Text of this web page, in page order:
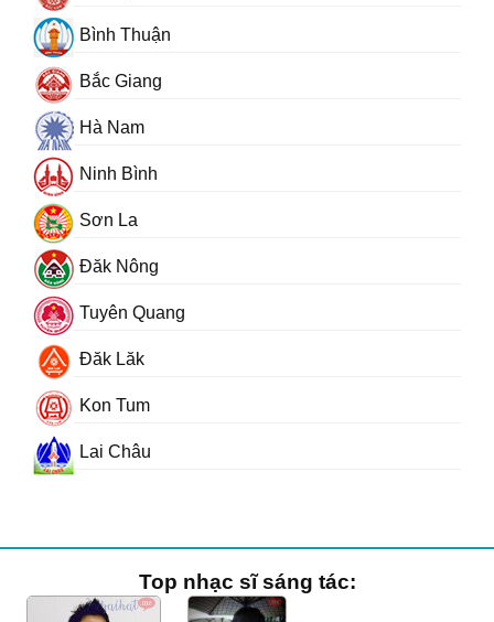
Bình Thuận
Bắc Giang
Hà Nam
Ninh Bình
Sơn La
Đăk Nông
Tuyên Quang
Đăk Lăk
Kon Tum
Lai Châu
Top nhạc sĩ sáng tác: